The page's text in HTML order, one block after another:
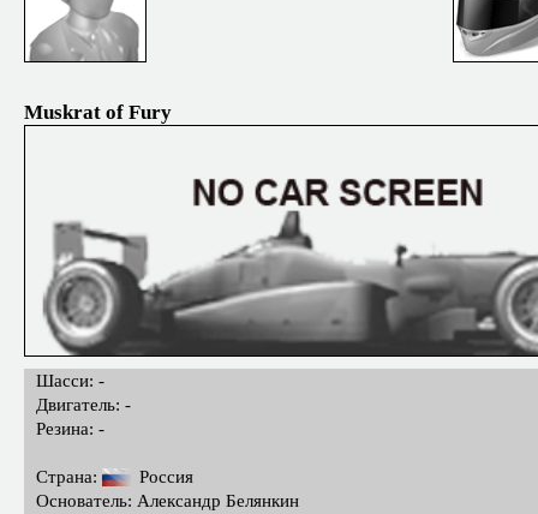
Muskrat of Fury
Шасси: -
Двигатель: -
Резина: -
Страна:
Россия
Основатель: Александр Белянкин